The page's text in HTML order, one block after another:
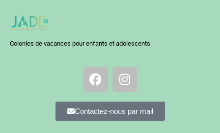
Colonies de vacances pour enfants et adolescents
Contactez-nous par mail